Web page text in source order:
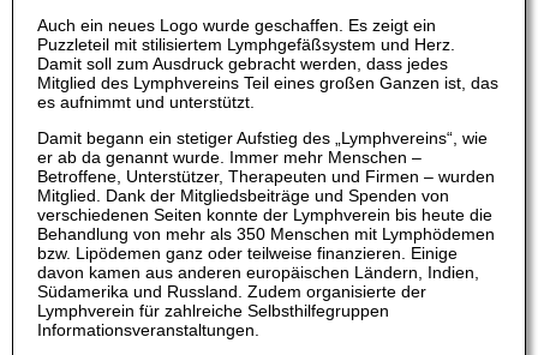
Auch ein neues Logo wurde geschaffen. Es zeigt ein
Puzzleteil mit stilisiertem Lymphgefäßsystem und Herz.
Damit soll zum Ausdruck gebracht werden, dass jedes
Mitglied des Lymphvereins Teil eines großen Ganzen ist, das
es aufnimmt und unterstützt.
Damit begann ein stetiger Aufstieg des „Lymphvereins“, wie
er ab da genannt wurde. Immer mehr Menschen –
Betroffene, Unterstützer, Therapeuten und Firmen – wurden
Mitglied. Dank der Mitgliedsbeiträge und Spenden von
verschiedenen Seiten konnte der Lymphverein bis heute die
Behandlung von mehr als 350 Menschen mit Lymphödemen
bzw. Lipödemen ganz oder teilweise finanzieren. Einige
davon kamen aus anderen europäischen Ländern, Indien,
Südamerika und Russland. Zudem organisierte der
Lymphverein für zahlreiche Selbsthilfegruppen
Informationsveranstaltungen.